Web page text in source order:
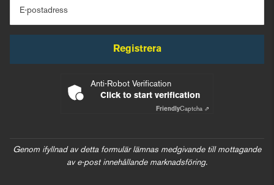
E-postadress
Registrera
Anti-Robot Verification
Click to start verification
FriendlyCaptcha ⇗
Genom ifyllnad av detta formulär lämnas medgivande till mottagande
av e-post innehållande marknadsföring.